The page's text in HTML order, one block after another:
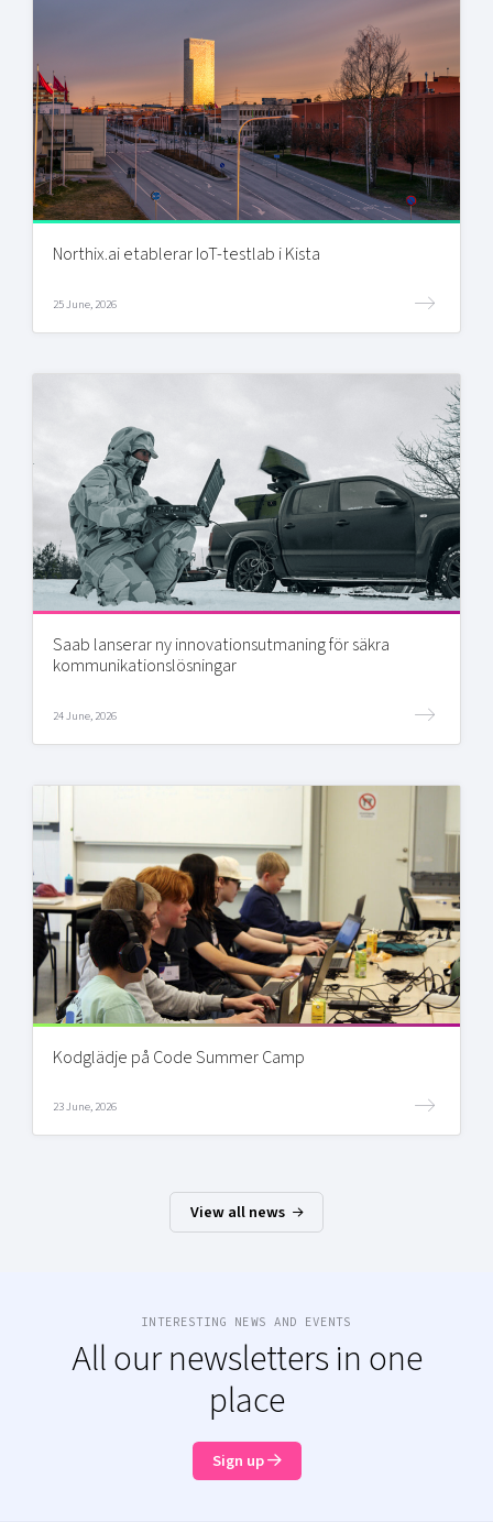
Northix.ai etablerar IoT-testlab i Kista
25 June, 2026
Saab lanserar ny innovationsutmaning för säkra
kommunikationslösningar
24 June, 2026
Kodglädje på Code Summer Camp
23 June, 2026
View all news
INTERESTING NEWS AND EVENTS
All our newsletters in one
place
Sign up